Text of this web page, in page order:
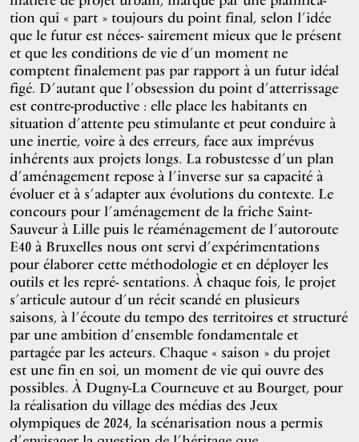
tion qui « part » toujours du point final, selon l’idée
que le futur est néces- sairement mieux que le présent
et que les conditions de vie d’un moment ne
comptent finalement pas par rapport à un futur idéal
figé. D’autant que l’obsession du point d’atterrissage
est contre-productive : elle place les habitants en
situation d’attente peu stimulante et peut conduire à
une inertie, voire à des erreurs, face aux imprévus
inhérents aux projets longs. La robustesse d’un plan
d’aménagement repose à l’inverse sur sa capacité à
évoluer et à s’adapter aux évolutions du contexte. Le
concours pour l’aménagement de la friche Saint-
Sauveur à Lille puis le réaménagement de l’autoroute
E40 à Bruxelles nous ont servi d’expérimentations
pour élaborer cette méthodologie et en déployer les
outils et les repré- sentations. À chaque fois, le projet
s’articule autour d’un récit scandé en plusieurs
saisons, à l’écoute du tempo des territoires et structuré
par une ambition d’ensemble fondamentale et
partagée par les acteurs. Chaque « saison » du projet
est une fin en soi, un moment de vie qui ouvre des
possibles. À Dugny-La Courneuve et au Bourget, pour
la réalisation du village des médias des Jeux
olympiques de 2024, la scénarisation nous a permis